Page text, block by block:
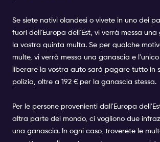
Se siete nativi olandesi o vivete in uno dei
fuori dell'Europa dell'Est, vi verrà messa
la vostra quinta multa. Se per qualche
multe, vi verrà messa una ganascia e
liberare la vostra auto sarà pagare tutto in
polizia, oltre a 192 € per la ganascia stessa.
Per le persone provenienti dall'Europa
altra parte del mondo, ci vogliono due
una ganascia. In ogni caso, troverete le